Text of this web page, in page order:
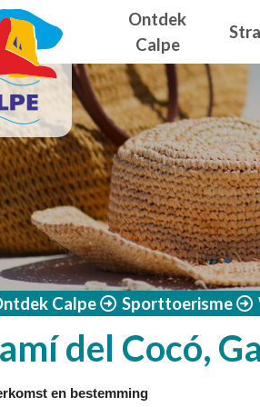
inhoud gaan
Ontdek
Calpe
Calpe Sporttoerisme
del Cocó,
en bestemming